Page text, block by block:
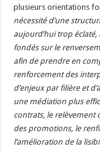
plusieurs orientations
nécessité d’une
aujourd’hui trop
fondés sur le
afin de prendre en
renforcement des
d’enjeux par filière et
une médiation plus
contrats, le relèvement
des promotions, le
l’amélioration de la